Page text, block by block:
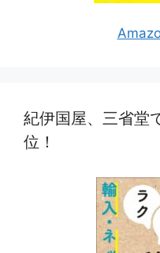
紀伊国屋、三省堂
位！